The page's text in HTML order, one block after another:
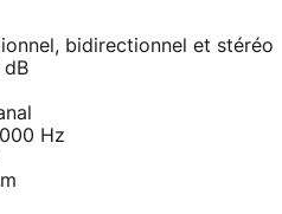
bidirectionnel et stéréo
dB
Hz